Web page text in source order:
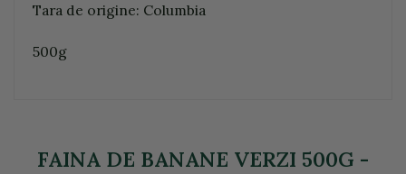
Tara de origine: Columbia
500g
FAINA DE BANANE VERZI 500G -